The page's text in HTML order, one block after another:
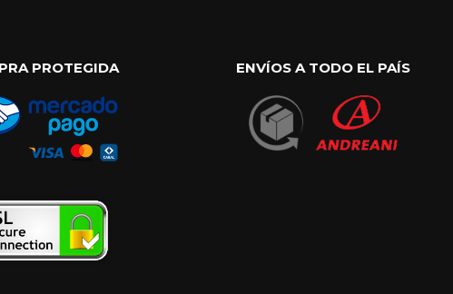
PROTEGIDA ENVÍOS A TODO EL PAÍS